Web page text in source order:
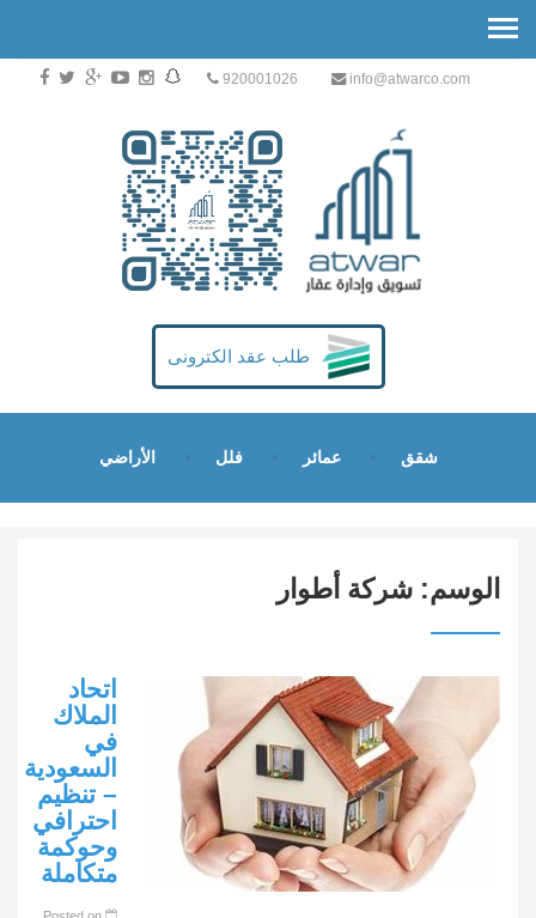
920001026 info@atwarco.com
طلب عقد الكترونى
شقق عمائر فلل الأراضي
الوسم: شركة أطوار
اتحاد
الملاك
في
السعودية
– تنظيم
احترافي
وحوكمة
متكاملة